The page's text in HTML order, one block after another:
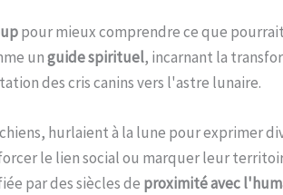
pour mieux comprendre ce que pourrait
unguide spirituel, incarnant la
des cris canins vers l'astre lunaire.
hurlaient à la lune pour exprimer
le lien social ou marquer leur
par des siècles de proximité avec